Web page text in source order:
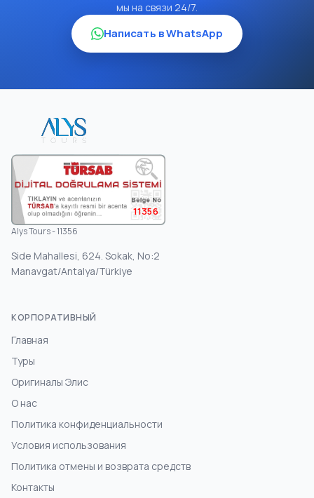
мы на связи 24/7.
Написать в WhatsApp
11356
Alys Tours - 11356
Side Mahallesi, 624. Sokak, No:2
Manavgat/Antalya/Türkiye
КОРПОРАТИВНЫЙ
Главная
Туры
Оригиналы Элис
О нас
Политика конфиденциальности
Условия использования
Политика отмены и возврата средств
Контакты